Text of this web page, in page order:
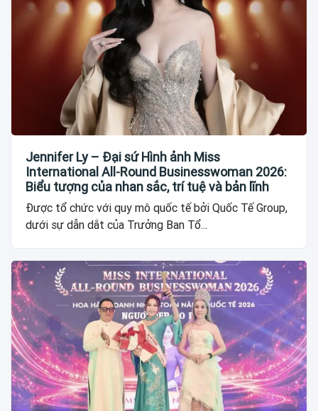
Jennifer Ly – Đại sứ Hình ảnh Miss
International All-Round Businesswoman 2026:
Biểu tượng của nhan sắc, trí tuệ và bản lĩnh
Được tổ chức với quy mô quốc tế bởi Quốc Tế Group,
dưới sự dẫn dắt của Trưởng Ban Tổ...